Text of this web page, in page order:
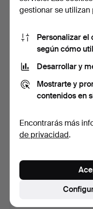
6 días
Estimación
232 USD
UBEKENDT KUNSTNER.
Composición en relieve,…
gestionar se utilizan
Personalizar el
según cómo
Desarrollar y
Mostrarte y
contenidos en
Encontrarás más
de privacidad.